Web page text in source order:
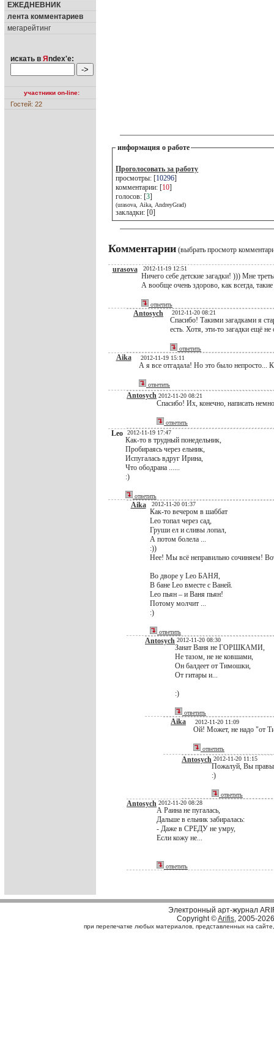
ЕЖЕДНЕВНИК
лента комментариев
мегарейтинг
искать в Я ndex'е:
участники on-line:
Гостей: 22
информация о работе
Проголосовать за работу
просмотры: [10296]
комментарии: [10]
голосов: [3]
(urasova, Aika, AndreyGrad)
закладки: [0]
Комментарии (выбрать просмотр
urasova 2012-11-19 12:51
Ничего себе детские загадки! ))) Мне
А вообще очень здорово, как всегда,
ответить
Antosych 2012-11-20 08:21
Спасибо! Такими загадками я
есть. Хотя, эти-то загадки ещё
ответить
Aika 2012-11-19 15:11
А я все отгадала! Но это было непросто...
ответить
Antosych 2012-11-20 08:21
Спасибо! Их, конечно, написать
ответить
Leo 2012-11-19 17:47
Как-то в трудный понедельник,
Пробираясь через ельник,
Испугалась вдруг Ирина,
Что ободрана ......
:)
ответить
Aika 2012-11-20 01:37
Как-то вечером в шаббат
Leo топал через сад,
Груши ел и сливы лопал,
А потом болела ...
:))
Нее! Мы всё неправильно сочиняем!
Во дворе у Leo БАНЯ,
В бане Leo вместе с Ваней.
Leo пьян – и Ваня пьян!
Потому молчит ...
:)
ответить
Antosych 2012-11-20 08:30
Занат Ваня не ГОРШКАМИ,
Не тазом, не не ковшами,
Он балдеет от Тимошки,
От гитары и...
:)
ответить
Aika 2012-11-20 11:09
Ой! Может, не надо "от
ответить
Antosych 2012-11-20 11:15
Пожалуй, Вы
:)
ответить
Antosych 2012-11-20 08:28
А Раина не пугалась,
Дальше в ельник забиралась:
- Даже в СРЕДУ не умру,
Если кожу не...
ответить
Электронный арт-журнал
Copyright ©Arifis, 2005-2026
при перепечатке любых материалов, представленных на